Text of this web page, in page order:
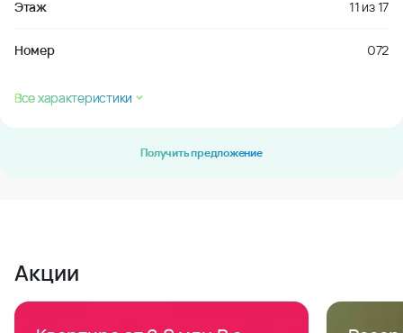
Этаж 11 из17
Номер 072
Все характеристики
Получить предложение
Акции